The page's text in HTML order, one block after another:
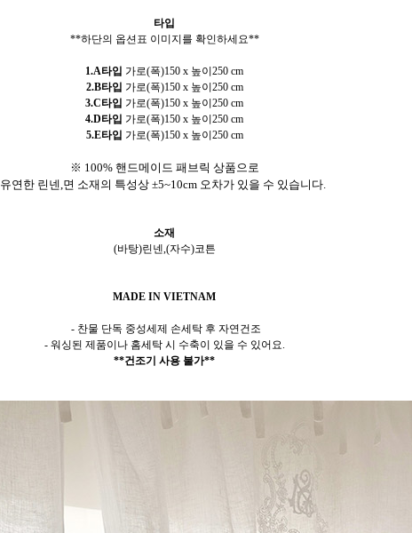
타입
**하단의 옵션표 이미지를 확인하세요**
1.A타입 가로(폭)150 x 높이250 cm
2.B타입 가로(폭)150 x 높이250 cm
3.C타입 가로(폭)150 x 높이250 cm
4.D타입 가로(폭)150 x 높이250 cm
5.E타입 가로(폭)150 x 높이250 cm
※ 100% 핸드메이드 패브릭 상품으로
유연한 린넨,면 소재의 특성상 ±5~10cm 오차가 있을 수 있습니다.
소재
(바탕)린넨,(자수)코튼
MADE IN VIETNAM
- 찬물 단독 중성세제 손세탁 후 자연건조
- 워싱된 제품이나 홈세탁 시 수축이 있을 수 있어요.
**건조기 사용 불가**